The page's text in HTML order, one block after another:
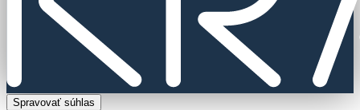
Spravovať súhlas